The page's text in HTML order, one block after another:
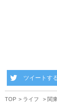
ツイートす
TOP ライフ 関